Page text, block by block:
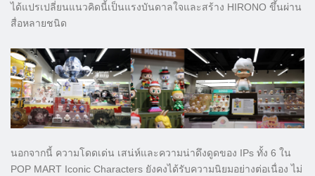
ได้แปรเปลี่ยนแนวคิดนี้เป็นแรงบันดาลใจและสร้าง HIRONO ขึ้นผ่าน
สื่อหลายชนิด
นอกจากนี้ ความโดดเด่น เสน่ห์และความน่าดึงดูดของ IPs ทั้ง 6 ใน
POP MART Iconic Characters ยังคงได้รับความนิยมอย่างต่อเนื่อง ไม่